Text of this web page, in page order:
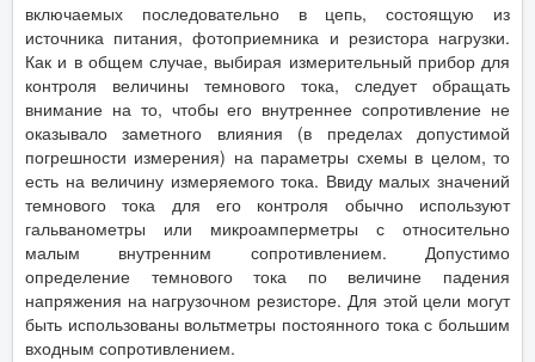
включаемых последовательно в цепь, состоящую из
источника питания, фотоприемника и резистора нагрузки.
Как и в общем случае, выбирая измерительный прибор для
контроля величины темнового тока, следует обращать
внимание на то, чтобы его внутреннее сопротивление не
оказывало заметного влияния (в пределах допустимой
погрешности измерения) на параметры схемы в целом, то
есть на величину измеряемого тока. Ввиду малых значений
темнового тока для его контроля обычно используют
гальванометры или микроамперметры с относительно
малым внутренним сопротивлением. Допустимо
определение темнового тока по величине падения
напряжения на нагрузочном резисторе. Для этой цели могут
быть использованы вольтметры постоянного тока с большим
входным сопротивлением.